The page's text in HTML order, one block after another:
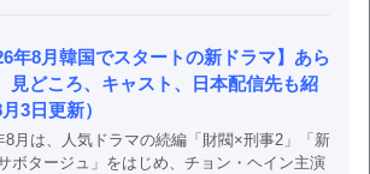
年8月韓国でスタートの新ドラマ】あら
見どころ、キャスト、日本配信先も紹
3日更新）
8月は、人気ドラマの続編「財閥×刑事2」「新
ボタージュ」をはじめ、チョン・ヘイン主演